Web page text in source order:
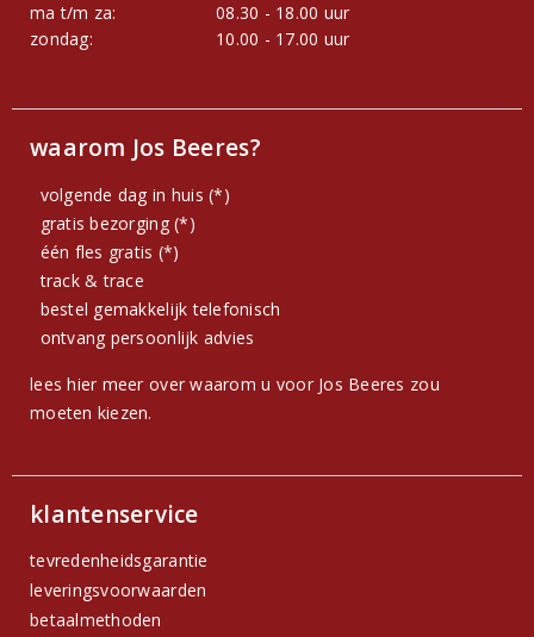
ma t/m za:
08.30 - 18.00 uur
zondag:
10.00 - 17.00 uur
waarom Jos Beeres?
volgende dag in huis (*)
gratis bezorging (*)
één fles gratis (*)
track & trace
bestel gemakkelijk telefonisch
ontvang persoonlijk advies
lees hier meer over waarom u voor Jos Beeres zou
moeten kiezen.
klantenservice
tevredenheidsgarantie
leveringsvoorwaarden
betaalmethoden